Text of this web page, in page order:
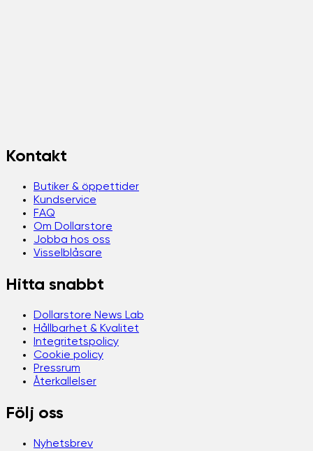
Kontakt
Butiker & öppettider
Kundservice
FAQ
Om Dollarstore
Jobba hos oss
Visselblåsare
Hitta snabbt
Dollarstore News Lab
Hållbarhet & Kvalitet
Integritetspolicy
Cookie policy
Pressrum
Återkallelser
Följ oss
Nyhetsbrev